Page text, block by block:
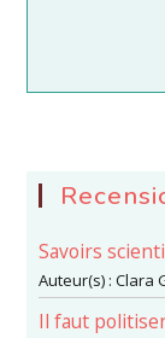
Savoirs
Auteur(s) :Clara
Il faut